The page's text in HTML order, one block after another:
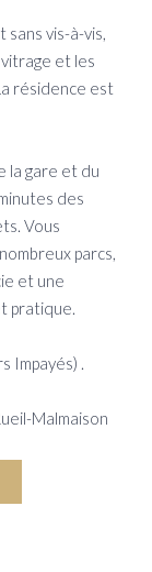
vis-à-vis,
et les
résidence est
la gare et du
des
Vous
parcs,
et une
pratique.
Impayés) .
Malmaison